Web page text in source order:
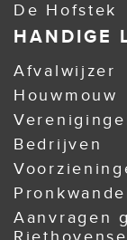
De Hofstek
HANDIGE
Afvalwijzer
Houwmouw
Bedrijven
Aanvragen